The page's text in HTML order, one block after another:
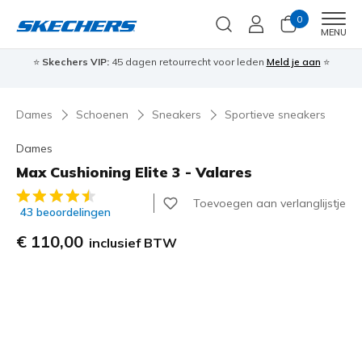
0
MENU
⭐ Skechers VIP:45 dagen retourrecht voor leden Meld je aan ⭐
Dames Schoenen Sneakers Sportieve sneakers
Dames
Max Cushioning Elite 3 - Valares
3,3 van de 5 klantbeoordelingen
43 beoordelingen
Toevoegen aan verlanglijstje
€ 110,00 inclusief BTW